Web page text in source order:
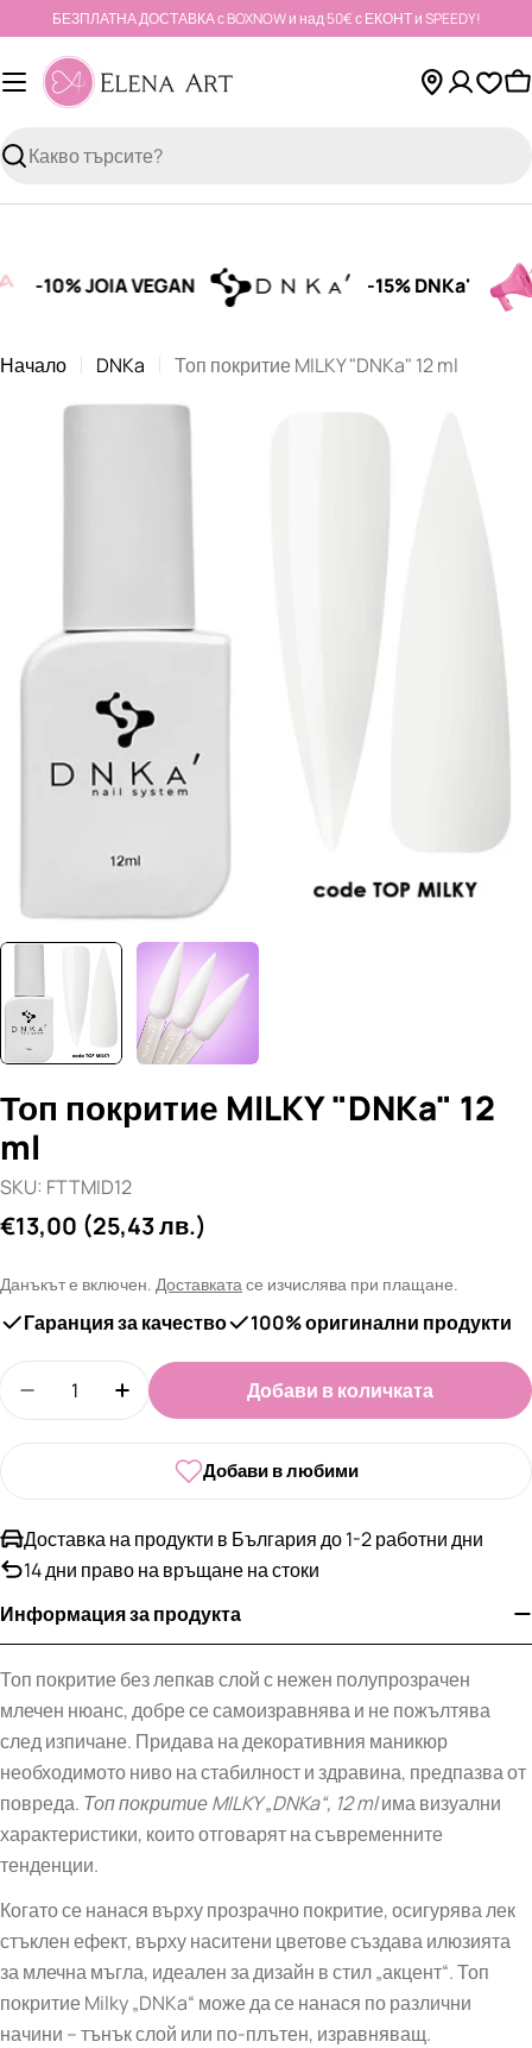
съдържанието
БЕЗПЛАТНА ДОСТАВКА с BOXNOW и над 50€ с ЕКОНТ и SPEEDY!
Търсене
-10% JOIA VEGAN -15% DNKa'
Начало DNKa Топ покритие MILKY "DNKa" 12 ml
медия 0 в прозорец
Топ покритие MILKY "DNKa" 12
ml
SKU: FTTMID12
Редовна
€13,00 (25,43 лв.)
Данъкът е включен. Доставката се изчислява при плащане.
Гаранция за качество 100% оригинални продукти
Намали количеството за Топ покритие MILKY
Увеличи количеството за Топ
Добави в количката
Добави в любими
Доставка на продукти в България до 1-2 работни дни
14 дни право на връщане на стоки
Информация за продукта
Топ покритие без лепкав слой с нежен полупрозрачен
млечен нюанс, добре се самоизравнява и не пожълтява
след изпичане. Придава на декоративния маникюр
необходимото ниво на стабилност и здравина, предпазва от
повреда. Топ покритие MILKY „DNKa“, 12 mlима визуални
характеристики, които отговарят на съвременните
тенденции.
Когато се нанася върху прозрачно покритие, осигурява лек
стъклен ефект, върху наситени цветове създава илюзията
за млечна мъгла, идеален за дизайн в стил „акцент“. Топ
покритие Milky „DNKa“ може да се нанася по различни
начини – тънък слой или по-плътен, изравняващ.